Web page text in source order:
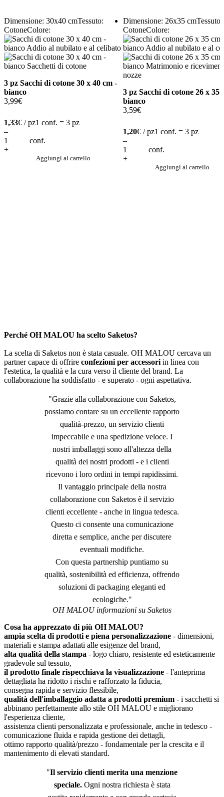
Dimensione: 30x40 cmTessuto:
CotoneColore:
3 pz Sacchi di cotone 30 x 40 cm -
bianco
3,99€
1,33€ / pz1 conf. = 3 pz
–
conf.
+
Aggiungi al carrello
Dimensione: 26x35 cmTessuto:
CotoneColore:
3 pz Sacchi di cotone 26 x 35
bianco
3,59€
1,20€ / pz1 conf. = 3 pz
–
conf.
+
Aggiungi al carrello
Perché OH MALOU ha scelto Saketos?
La scelta di Saketos non è stata casuale. OH MALOU cercava un
partner capace di offrire confezioni per accessori in linea con
l'estetica, la qualità e la cura verso il cliente del brand. La
collaborazione ha soddisfatto - e superato - ogni aspettativa.
"Grazie alla collaborazione con Saketos,
possiamo contare su un eccellente rapporto
qualità-prezzo, un servizio clienti
impeccabile e una spedizione veloce. I
nostri imballaggi sono all'altezza della
qualità dei nostri prodotti - e i clienti
ricevono i loro ordini in tempi rapidissimi.
Il vantaggio principale della nostra
collaborazione con Saketos è il servizio
clienti eccellente - anche in lingua tedesca.
Questo ci consente una comunicazione
diretta e semplice, anche per discutere
eventuali modifiche.
Con questa partnership puntiamo su
qualità, sostenibilità ed efficienza, offrendo
soluzioni di packaging eleganti ed
ecologiche."
OH MALOU informazioni su Saketos
Cosa ha apprezzato di più OH MALOU?
ampia scelta di prodotti e piena personalizzazione - dimensioni,
materiali e stampa adattati alle esigenze del brand,
alta qualità della stampa - logo chiaro, resistente ed esteticamente
gradevole sul tessuto,
il prodotto finale rispecchiava la visualizzazione - l'anteprima
dettagliata ha ridotto i rischi e rafforzato la fiducia,
consegna rapida e servizio flessibile,
qualità dell'imballaggio adatta a prodotti premium - i sacchetti si
abbinano perfettamente allo stile OH MALOU e migliorano
l'esperienza cliente,
assistenza clienti personalizzata e professionale, anche in tedesco -
comunicazione fluida e rapida gestione dei dettagli,
ottimo rapporto qualità/prezzo - fondamentale per la crescita e il
mantenimento di elevati standard.
"Il servizio clienti merita una menzione
speciale.Ogni nostra richiesta è stata